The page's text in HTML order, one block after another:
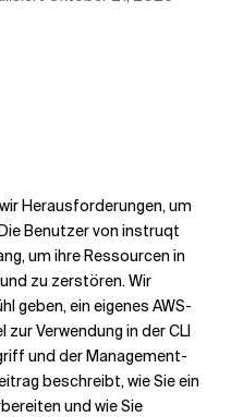
Herausforderungen, um
Benutzer von instruqt
um ihre Ressourcen in
zu zerstören. Wir
geben, ein eigenes AWS-
Verwendung in der CLI
und der Management-
beschreibt, wie Sie ein
und wie Sie